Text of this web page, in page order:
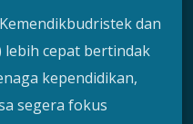
dan
lebih cepat bertindak
kependidikan,
segera fokus